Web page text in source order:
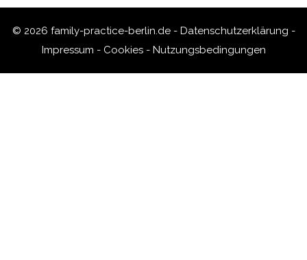
© 2026 family-practice-berlin.de - Datenschutzerklärung -
Impressum - Cookies- Nutzungsbedingungen